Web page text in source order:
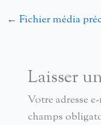
← Fichier média
Laisser
Votre adresse
champs